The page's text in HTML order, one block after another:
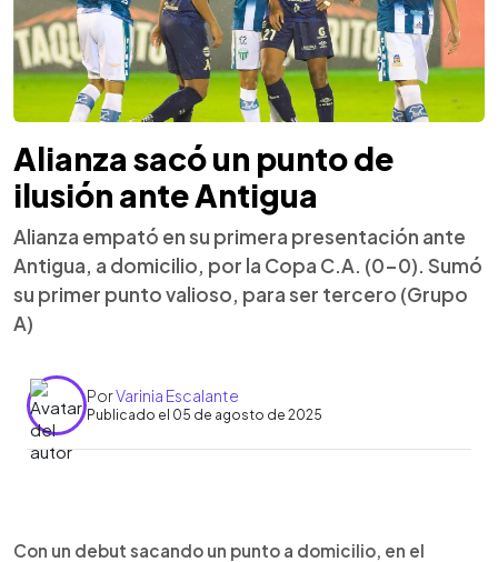
Alianza sacó un punto de
ilusión ante Antigua
Alianza empató en su primera presentación ante
Antigua, a domicilio, por la Copa C.A. (0-0). Sumó
su primer punto valioso, para ser tercero (Grupo
A)
PorVarinia Escalante
Publicado el 05 de agosto de 2025
► Escuchar artículo
Con un debut sacando un punto a domicilio, en el